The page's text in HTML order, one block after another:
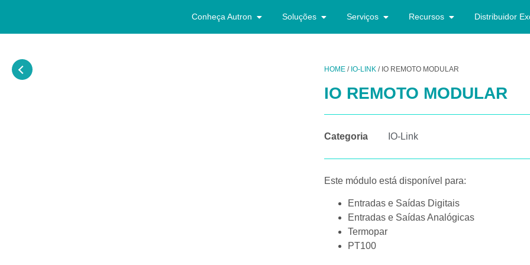
Conheça Autron Soluções Serviços Recursos Distribuidor
HOME / IO-LINK / IO REMOTO MODULAR
IO REMOTO MODULAR
Categoria IO-Link
Este módulo está disponível para:
Entradas e Saídas Digitais
Entradas e Saídas Analógicas
Termopar
PT100